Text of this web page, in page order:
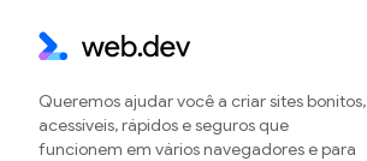
Queremos ajudar você a criar sites bonitos,
acessíveis, rápidos e seguros que
funcionem em vários navegadores e para